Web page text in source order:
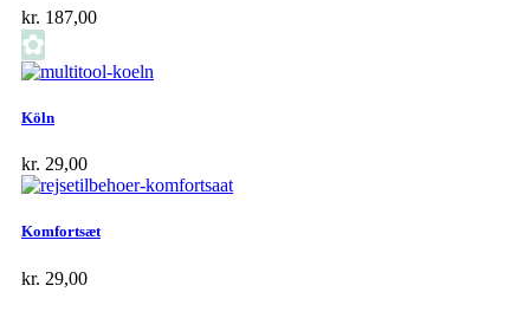
kr. 187,00
✿
Köln
kr. 29,00
Komfortsæt
kr. 29,00